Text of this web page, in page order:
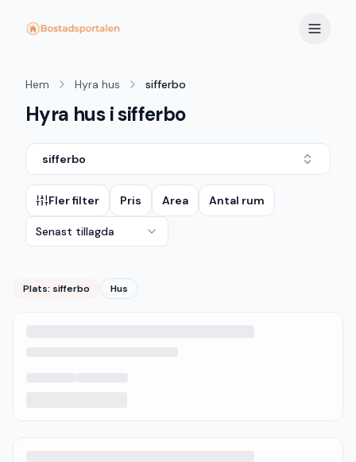
Hem Hyra hus sifferbo
Hyra hus i sifferbo
sifferbo
Fler filter Pris Area Antal rum
Senast tillagda
Plats: sifferbo Hus